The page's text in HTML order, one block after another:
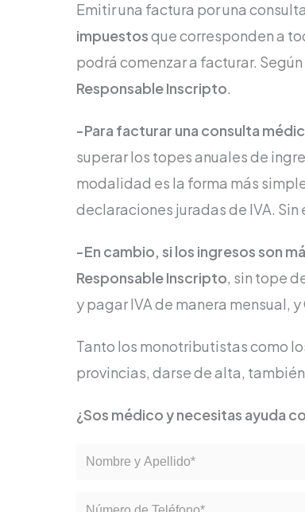
Emitir una factura por una
impuestosque corresponden a
podrá comenzar a facturar.
Responsable Inscripto.
-Para facturar una consulta
superar los topes anuales de
modalidad es la forma más
declaraciones juradas de IVA.
-En cambio, si los ingresos son
Responsable Inscripto, sin tope
y pagar IVA de manera mensual,
Tanto los monotributistas como
provincias, darse de alta,
¿Sos médico y necesitas ayuda